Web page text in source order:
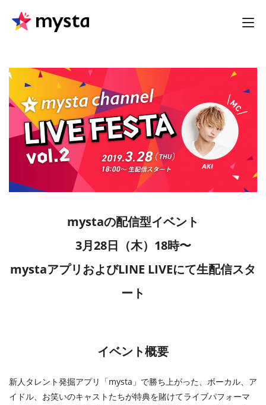
mystaの配信型イベント
3月28日（木）18時〜
mystaアプリおよびLINE LIVEにて生配信スタ
ート
イベント概要
新人タレント発掘アプリ「mysta」で勝ち上がった、ボーカル、ア
イドル、お笑いのキャストたちが特典を賭けてライブパフォーマ